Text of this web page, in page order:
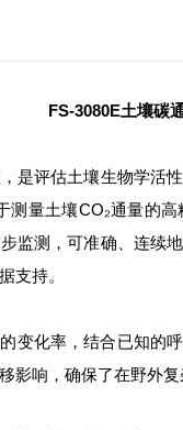
FS-3080E土壤碳
是评估土壤生物学活
测量土壤CO₂通量的
监测，可准确、连续
支持。
变化率，结合已知的
影响，确保了在野外复